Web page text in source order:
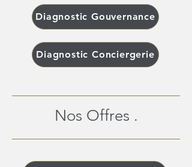
Diagnostic Gouvernance
Diagnostic Conciergerie
Nos Offres .